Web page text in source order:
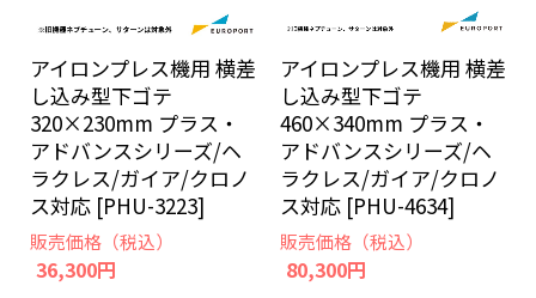
アイロンプレス機用 横差
し込み型下ゴテ
320×230mm プラス・
アドバンスシリーズ/ヘ
ラクレス/ガイア/クロノ
ス対応 [PHU-3223]
販売価格（税込）
36,300円
アイロンプレス機用 横差
し込み型下ゴテ
460×340mm プラス・
アドバンスシリーズ/ヘ
ラクレス/ガイア/クロノ
ス対応 [PHU-4634]
販売価格（税込）
80,300円